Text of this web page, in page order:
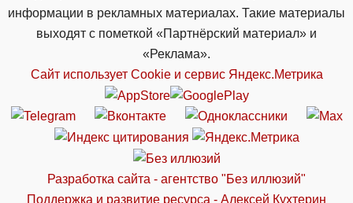
информации в рекламных материалах. Такие материалы
выходят с пометкой «Партнёрский материал» и
«Реклама».
Сайт использует Cookie и сервиc Яндекс.Метрика
Разработка сайта - агентство "Без иллюзий"
Поддержка и развитие ресурса - Алексей Кухтерин